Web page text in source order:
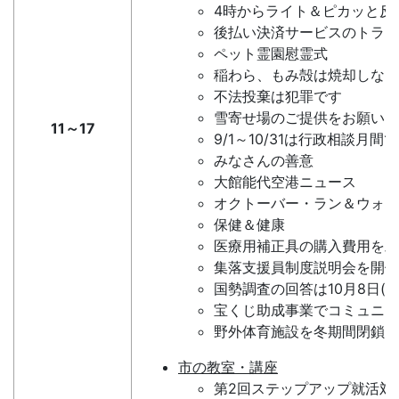
11～17
4時からライト＆ピカッと反
後払い決済サービスのトラ
ペット霊園慰霊式
稲わら、もみ殻は焼却しな
不法投棄は犯罪です
雪寄せ場のご提供をお願い
9/1～10/31は行政相談月間
みなさんの善意
大館能代空港ニュース
オクトーバー・ラン＆ウォ
保健＆健康
医療用補正具の購入費用を
集落支援員制度説明会を開
国勢調査の回答は10月8日(
宝くじ助成事業でコミュニ
野外体育施設を冬期間閉鎖
市の教室・講座
第2回ステップアップ就活対